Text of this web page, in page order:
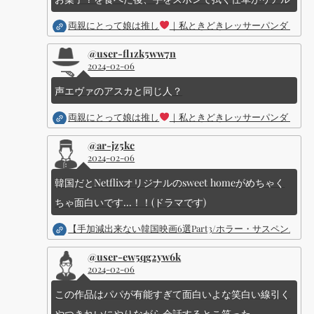
両親にとって娘は推し ｜私ときどきレッサーパンダ ｜
@user-fl1zk5ww7n
2024-02-06
声エヴァのアスカと同じ人？
両親にとって娘は推し ｜私ときどきレッサーパンダ ｜
@ar-jz5kc
2024-02-06
韓国だとNetflixオリジナルのsweet homeがめちゃく
ちゃ面白いです...！！(ドラマです)
【手加減出来ない韓国映画6選Part3/ホラー・サスペンス
@user-ew5qg2yw6k
2024-02-06
この作品はパパが有能すぎて面白いよな笑白い線引く